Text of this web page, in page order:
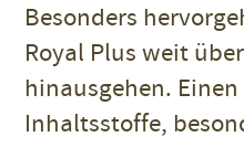
Besonders
Royal Plus weit
hinausgehen.
Inhaltsstoffe,